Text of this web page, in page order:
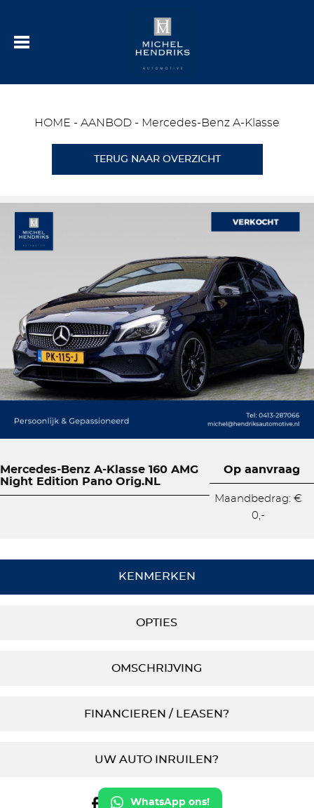
HOME - AANBOD - Mercedes-Benz A-Klasse
TERUG NAAR OVERZICHT
Mercedes-Benz A-Klasse 160 AMG
Night Edition Pano Orig.NL
Op aanvraag
Maandbedrag: €
0,-
KENMERKEN
OPTIES
OMSCHRIJVING
FINANCIEREN / LEASEN?
UW AUTO INRUILEN?
WhatsApp ons!